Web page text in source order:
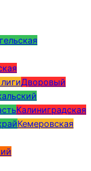
Дворовый
Калиниградская
Кемеровская